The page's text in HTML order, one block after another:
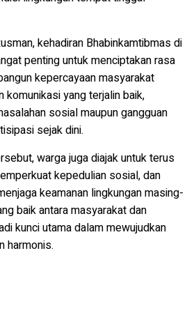
kehadiran Bhabinkamtibmas di
penting untuk menciptakan rasa
kepercayaan masyarakat
komunikasi yang terjalin baik,
sosial maupun gangguan
sejak dini.
warga juga diajak untuk terus
kepedulian sosial, dan
keamanan lingkungan masing-
baik antara masyarakat dan
kunci utama dalam mewujudkan
harmonis.